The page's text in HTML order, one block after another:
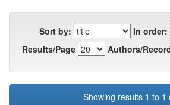
Sort by:
In order:
Results/Page
Authors/
Showing results 1 to 1